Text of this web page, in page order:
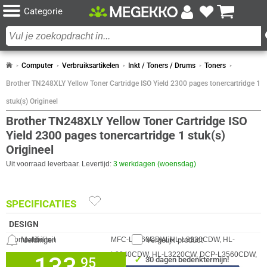
Categorie
Computer Verbruiksartikelen Inkt / Toners / Drums Toners
Brother TN248XLY Yellow Toner Cartridge ISO Yield 2300 pages tonercartridge 1
stuk(s) Origineel
Brother TN248XLY Yellow Toner Cartridge ISO
Yield 2300 pages tonercartridge 1 stuk(s)
Origineel
Uit voorraad leverbaar. Levertijd: 3 werkdagen (woensdag)
95 ✓ 30 dagen bedenktermijn!
Vergelijk product
Meldingen
SPECIFICATIES
DESIGN
Eigenschap Waarde
Compatibiliteit
MFC-L3760CDW, HL-L8230CDW, HL-
L8240CDW, HL-L3220CW, DCP-L3560CDW,